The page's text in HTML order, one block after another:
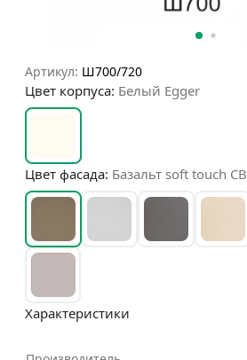
Артикул: Ш700/720
Цвет корпуса: Белый Egger
Цвет фасада: Базальт soft touch СВ
Характеристики